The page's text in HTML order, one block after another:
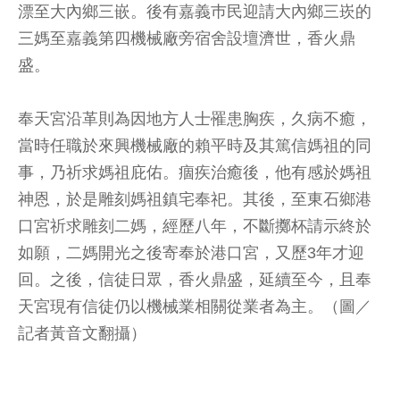
漂至大內鄉三嵌。後有嘉義巿民迎請大內鄉三崁的
三媽至嘉義第四機械廠旁宿舍設壇濟世，香火鼎
盛。
奉天宮沿革則為因地方人士罹患胸疾，久病不癒，
當時任職於來興機械廠的賴平時及其篤信媽祖的同
事，乃祈求媽祖庇佑。痼疾治癒後，他有感於媽祖
神恩，於是雕刻媽祖鎮宅奉祀。其後，至東石鄉港
口宮祈求雕刻二媽，經歷八年，不斷擲杯請示終於
如願，二媽開光之後寄奉於港口宮，又歷3年才迎
回。之後，信徒日眾，香火鼎盛，延續至今，且奉
天宮現有信徒仍以機械業相關從業者為主。（圖／
記者黃音文翻攝）